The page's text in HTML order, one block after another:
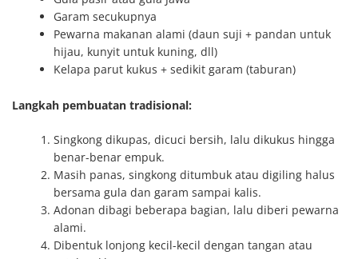
Garam secukupnya
Pewarna makanan alami (daun suji + pandan untuk
hijau, kunyit untuk kuning, dll)
Kelapa parut kukus + sedikit garam (taburan)
Langkah pembuatan tradisional:
Singkong dikupas, dicuci bersih, lalu dikukus hingga
benar-benar empuk.
Masih panas, singkong ditumbuk atau digiling halus
bersama gula dan garam sampai kalis.
Adonan dibagi beberapa bagian, lalu diberi pewarna
alami.
Dibentuk lonjong kecil-kecil dengan tangan atau